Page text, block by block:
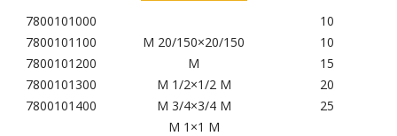
7800101000
7800101100
7800101200
7800101300
7800101400
M 20/150×20/150
M
M 1/2×1/2 M
M 3/4×3/4 M
M 1×1 M
10
10
15
20
25